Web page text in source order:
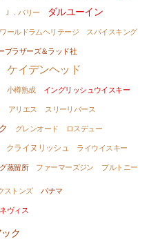
Ｊ．バリー ダルユーイン
ワールドラムヘリテージ スパイスキング
ブラザーズ＆ラッド社
ケイデンヘッド
小樽熟成
イングリッシュウイスキー
アリエス
スリーリバース
グレンオード
ロスデュー
クライヌリッシュ
ライウイスキー
蒸留所 ファーマーズジン プルトニー
ストンズ
パナマ
ヴィス
ク